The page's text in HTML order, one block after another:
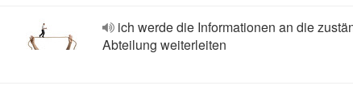
ich werde die Informationen an die
Abteilung weiterleiten